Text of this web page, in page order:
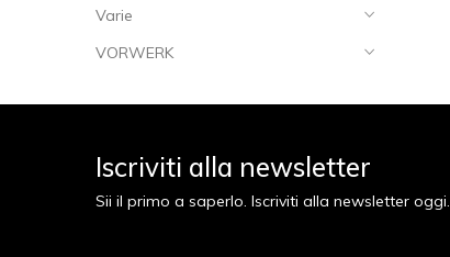
Varie
VORWERK
Iscriviti alla newsletter
Sii il primo a saperlo. Iscriviti alla newsletter oggi.